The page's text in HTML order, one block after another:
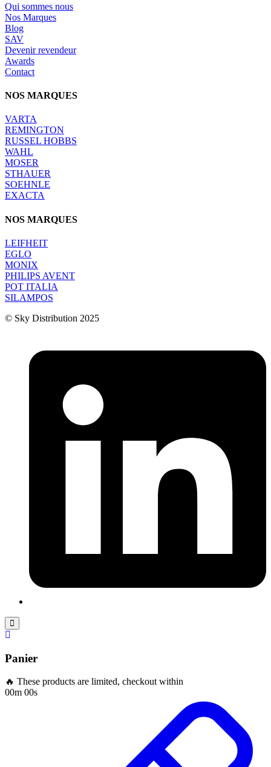
Qui sommes nous
Nos Marques
Blog
SAV
Devenir revendeur
Awards
Contact
NOS MARQUES
VARTA
REMINGTON
RUSSEL HOBBS
WAHL
MOSER
STHAUER
SOEHNLE
EXACTA
NOS MARQUES
LEIFHEIT
EGLO
MONIX
PHILIPS AVENT
POT ITALIA
SILAMPOS
© Sky Distribution 2025
Panier
🔥 These products are limited, checkout within
00m 00s